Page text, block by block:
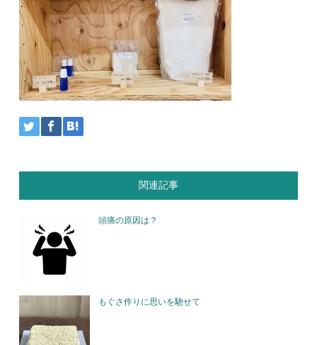
関連記事
頭痛の原因は？
もぐさ作りに思いを馳せて